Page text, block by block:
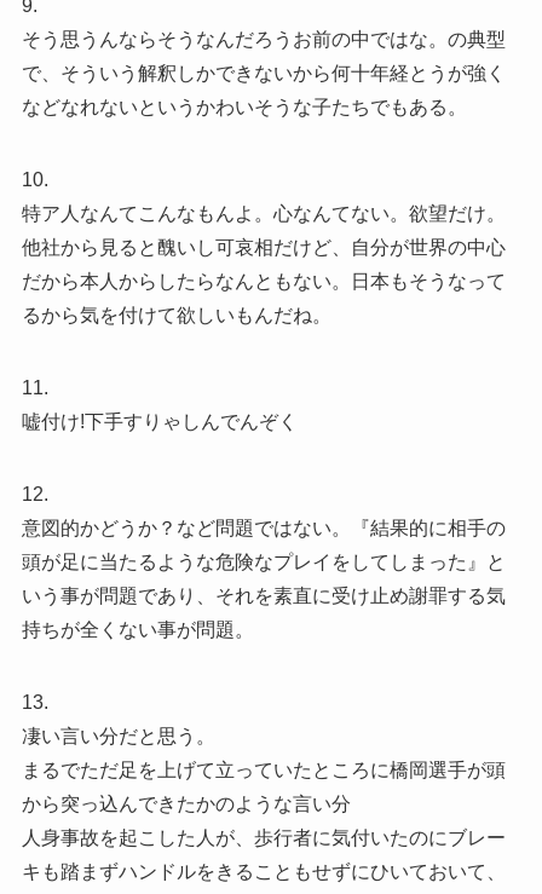
9.
そう思うんならそうなんだろうお前の中ではな。の典型
で、そういう解釈しかできないから何十年経とうが強く
などなれないというかわいそうな子たちでもある。
10.
特ア人なんてこんなもんよ。心なんてない。欲望だけ。
他社から見ると醜いし可哀相だけど、自分が世界の中心
だから本人からしたらなんともない。日本もそうなって
るから気を付けて欲しいもんだね。
11.
嘘付け!下手すりゃしんでんぞく
12.
意図的かどうか？など問題ではない。『結果的に相手の
頭が足に当たるような危険なプレイをしてしまった』と
いう事が問題であり、それを素直に受け止め謝罪する気
持ちが全くない事が問題。
13.
凄い言い分だと思う。
まるでただ足を上げて立っていたところに橋岡選手が頭
から突っ込んできたかのような言い分
人身事故を起こした人が、歩行者に気付いたのにブレー
キも踏まずハンドルをきることもせずにひいておいて、